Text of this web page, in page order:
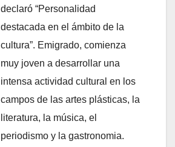
declaró “Personalidad
destacada en el ámbito de la
cultura”. Emigrado, comienza
muy joven a desarrollar una
intensa actividad cultural en los
campos de las artes plásticas, la
literatura, la música, el
periodismo y la gastronomia.